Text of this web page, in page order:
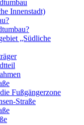
Innenstadt)
„Südliche
Fußgängerzone
Straße